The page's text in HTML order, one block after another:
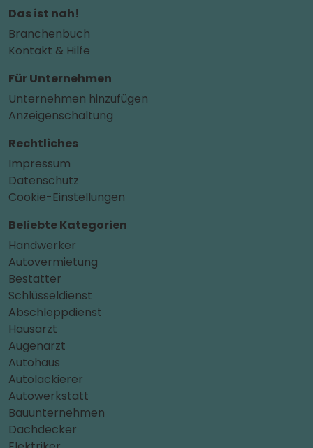
Das ist nah!
Branchenbuch
Kontakt & Hilfe
Für Unternehmen
Unternehmen hinzufügen
Anzeigenschaltung
Rechtliches
Impressum
Datenschutz
Cookie-Einstellungen
Beliebte Kategorien
Handwerker
Autovermietung
Bestatter
Schlüsseldienst
Abschleppdienst
Hausarzt
Augenarzt
Autohaus
Autolackierer
Autowerkstatt
Bauunternehmen
Dachdecker